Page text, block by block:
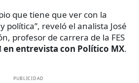
que tiene que ver con la
política”, reveló el analista José
profesor de carrera de la FES
en entrevista con Político MX.
PUBLICIDAD